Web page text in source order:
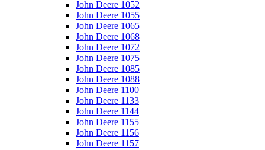
John Deere 1052
John Deere 1055
John Deere 1065
John Deere 1068
John Deere 1072
John Deere 1075
John Deere 1085
John Deere 1088
John Deere 1100
John Deere 1133
John Deere 1144
John Deere 1155
John Deere 1156
John Deere 1157